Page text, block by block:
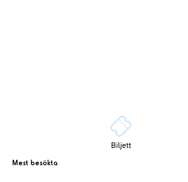
Biljett
Mest besökta